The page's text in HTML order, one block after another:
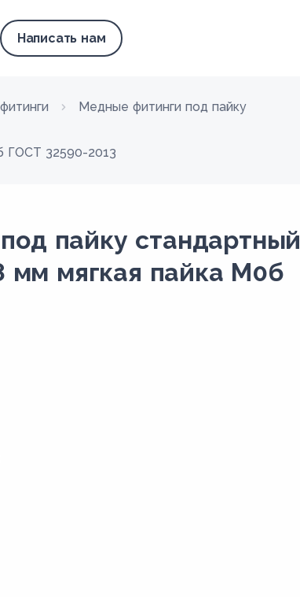
Написать нам
Медные фитинги под пайку
ГОСТ 32590-2013
пайку стандартный
мм мягкая пайка М0б